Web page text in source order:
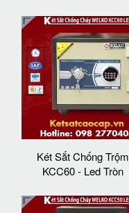
Két Sắt Chống Trộm
KCC60 - Led Tròn